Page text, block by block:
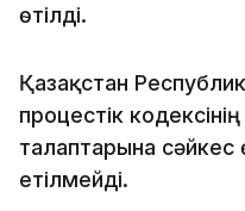
өтілді.
Қазақстан
процестік
талаптарына сәйкес
етілмейді.